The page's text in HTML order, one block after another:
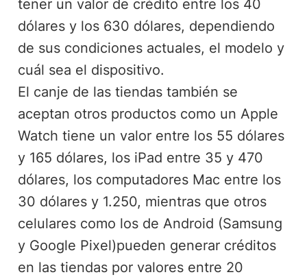
tener un valor de crédito entre los 40
dólares y los 630 dólares, dependiendo
de sus condiciones actuales, el modelo y
cuál sea el dispositivo.
El canje de las tiendas también se
aceptan otros productos como un Apple
Watch tiene un valor entre los 55 dólares
y 165 dólares, los iPad entre 35 y 470
dólares, los computadores Mac entre los
30 dólares y 1.250, mientras que otros
celulares como los de Android (Samsung
y Google Pixel)pueden generar créditos
en las tiendas por valores entre 20